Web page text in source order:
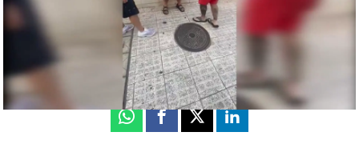
Gracia López
Publicado: 28 de junio de 2023, 12:54
Whatsapp
Facebook
X Linkedin